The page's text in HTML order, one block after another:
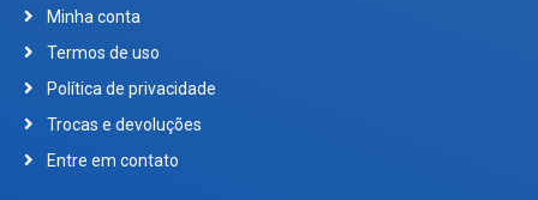
Minha conta
Termos de uso
Política de privacidade
Trocas e devoluções
Entre em contato